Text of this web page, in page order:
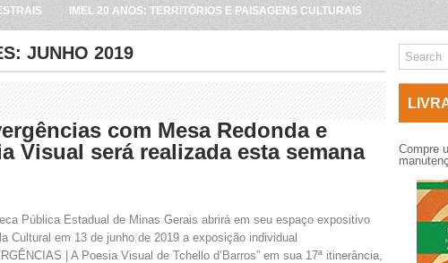
IMEL 20 ANOS: TERRITÓRIOS E PAISAGENS CULTURAIS
JUNHO 2019
com Mesa Redonda e
Visual será realizada esta semana
Pública Estadual de Minas Gerais abrirá em seu espaço expositivo
Cultural em 13 de junho de 2019 a exposição individual
| A Poesia Visual de Tchello d’Barros” em sua 17ª itinerância,
Compre